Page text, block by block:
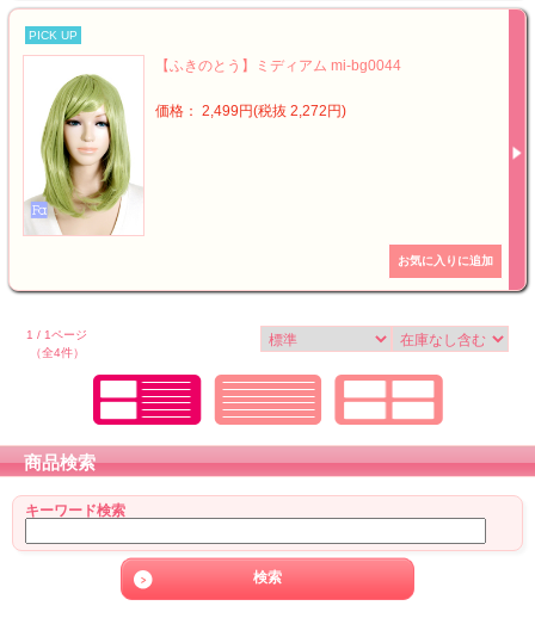
PICK UP
【ふきのとう】ミディアム mi-bg0044
価格： 2,499円(税抜 2,272円)
1 / 1ページ
（全4件）
商品検索
キーワード検索